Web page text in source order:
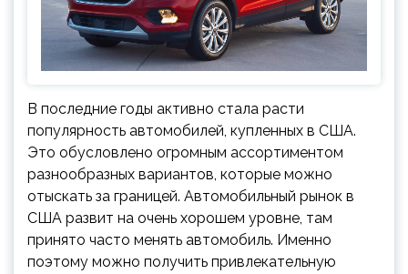
В последние годы активно стала расти
популярность автомобилей, купленных в США.
Это обусловлено огромным ассортиментом
разнообразных вариантов, которые можно
отыскать за границей. Автомобильный рынок в
США развит на очень хорошем уровне, там
принято часто менять автомобиль. Именно
поэтому можно получить привлекательную